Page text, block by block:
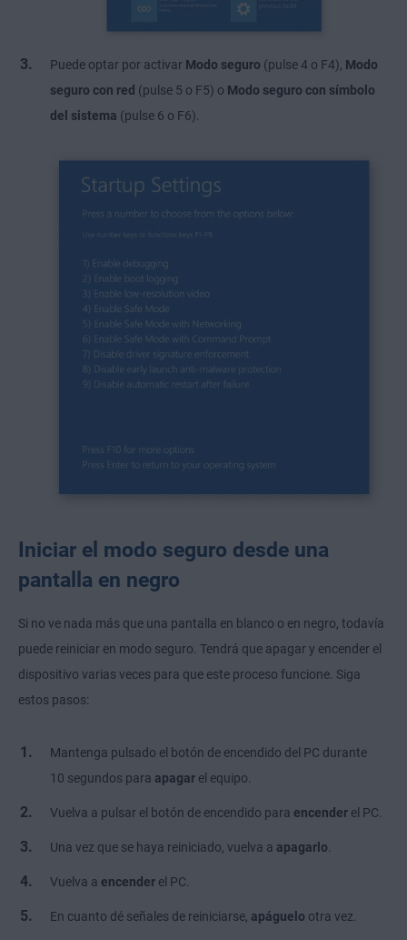
Puede optar por activar Modo seguro (pulse 4 o F4), Modo
seguro con red (pulse 5 o F5) o Modo seguro con símbolo
del sistema (pulse 6 o F6).
Iniciar el modo seguro desde una
pantalla en negro
Si no ve nada más que una pantalla en blanco o en negro, todavía
puede reiniciar en modo seguro. Tendrá que apagar y encender el
dispositivo varias veces para que este proceso funcione. Siga
estos pasos:
Mantenga pulsado el botón de encendido del PC durante
10 segundos para apagar el equipo.
Vuelva a pulsar el botón de encendido para encender el PC.
Una vez que se haya reiniciado, vuelva a apagarlo
Vuelva a encender el PC.
En cuanto dé señales de reiniciarse, apáguelo otra vez.